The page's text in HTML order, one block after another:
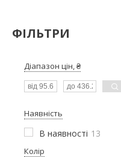
ФІЛЬТРИ
Діапазон цін, ₴
Наявність
В наявності 13
Колір